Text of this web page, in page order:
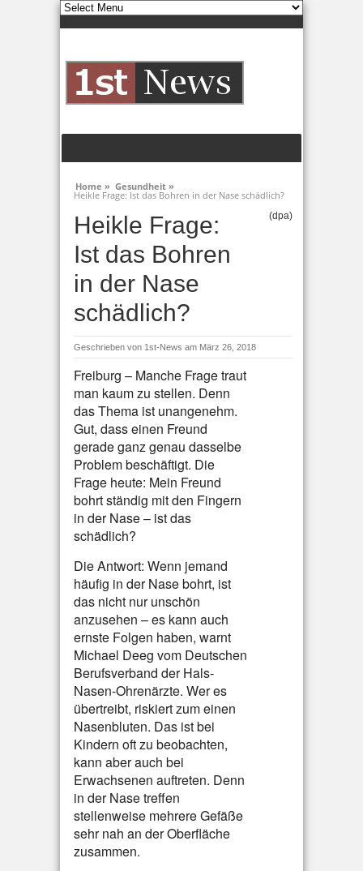
Home » Gesundheit »
Heikle Frage: Ist das Bohren in der Nase schädlich?
Heikle Frage:
Ist das Bohren
in der Nase
schädlich?
(dpa)
Geschrieben von 1st-News am März 26, 2018
Freiburg – Manche Frage traut
man kaum zu stellen. Denn
das Thema ist unangenehm.
Gut, dass einen Freund
gerade ganz genau dasselbe
Problem beschäftigt. Die
Frage heute: Mein Freund
bohrt ständig mit den Fingern
in der Nase – ist das
schädlich?
Die Antwort: Wenn jemand
häufig in der Nase bohrt, ist
das nicht nur unschön
anzusehen – es kann auch
ernste Folgen haben, warnt
Michael Deeg vom Deutschen
Berufsverband der Hals-
Nasen-Ohrenärzte. Wer es
übertreibt, riskiert zum einen
Nasenbluten. Das ist bei
Kindern oft zu beobachten,
kann aber auch bei
Erwachsenen auftreten. Denn
in der Nase treffen
stellenweise mehrere Gefäße
sehr nah an der Oberfläche
zusammen.